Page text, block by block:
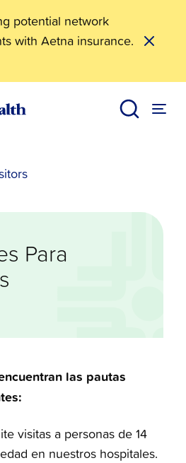
potential network
with Aetna insurance.
Para
las pautas
visitas a personas de 14
en nuestros hospitales.